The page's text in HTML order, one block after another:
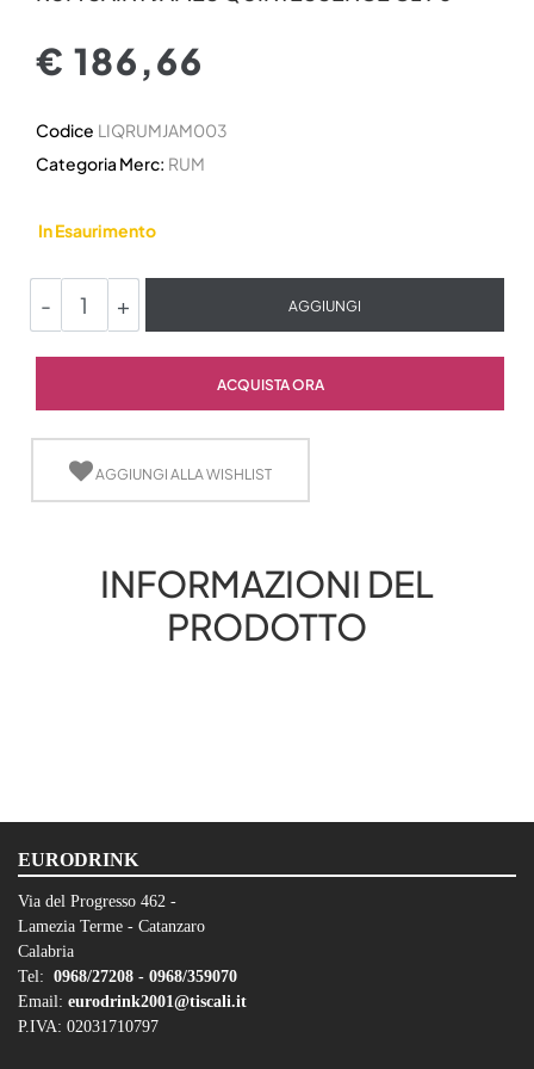
€ 186,66
Codice LIQRUMJAM003
Categoria Merc: RUM
In Esaurimento
AGGIUNGI
ACQUISTA ORA
AGGIUNGI ALLA WISHLIST
INFORMAZIONI DEL
PRODOTTO
EURODRINK
Via del Progresso 462 -
Lamezia Terme - Catanzaro
Calabria
Tel: 0968/27208 - 0968/359070
Email: eurodrink2001@tiscali.it
P.IVA: 02031710797